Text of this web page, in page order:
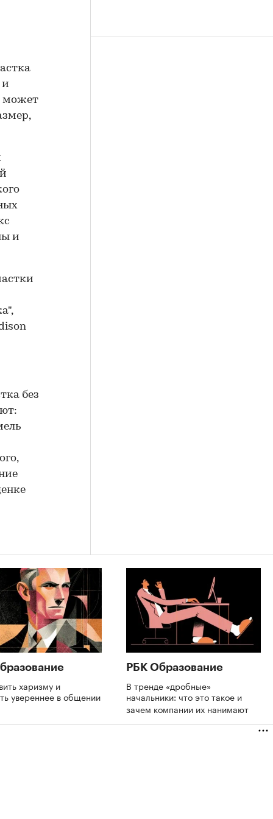
и
может
и
без
харизму и
увереннее в общении
РБК Образование
В тренде «дробные»
начальники: что это такое и
зачем компании их нанимают